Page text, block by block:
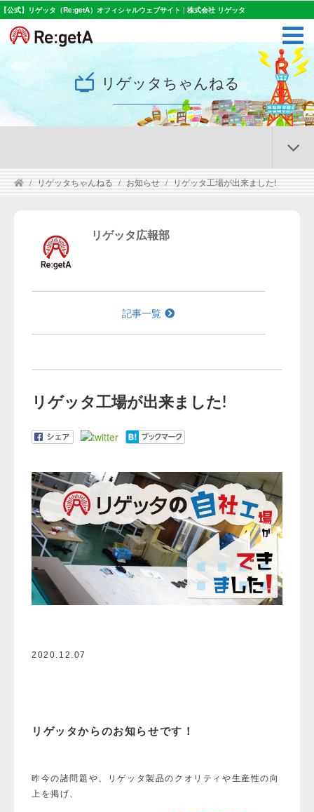
【公式】リゲッタ（Re:getA）オフィシャルウェブサイト | 株式会社 リゲッタ
リゲッタちゃんねる
リゲッタちゃんねる お知らせ リゲッタ工場が出来ました!
リゲッタ広報部
記事一覧
リゲッタ工場が出来ました!
2020.12.07
リゲッタからのお知らせです！
昨今の諸問題や、
リゲッタ製品のクオリティや生産性の向
上を掲げ、